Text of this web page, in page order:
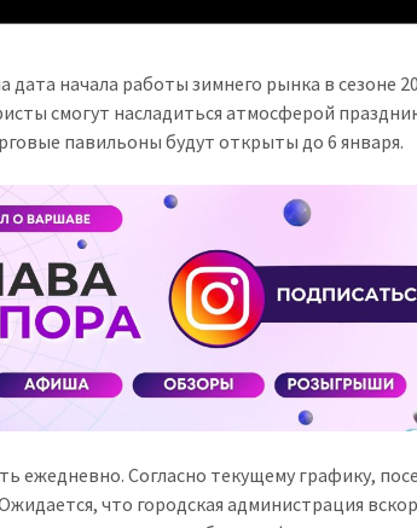
начала работы зимнего рынка в сезоне
смогут насладиться атмосферой
павильоны будут открыты до 6 января.
ежедневно. Согласно текущему графику,
что городская администрация